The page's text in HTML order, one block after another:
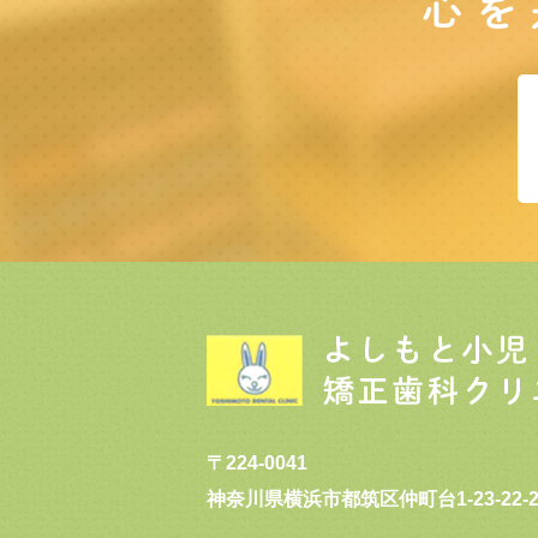
心
〒224-0041
神奈川県横浜市都筑区仲町台1-23-22-